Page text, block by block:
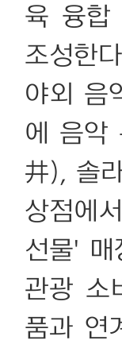
육 융합
조성한
야외 음
에 음악
井), 솔
상점에
선물'
관광 소
품과 연